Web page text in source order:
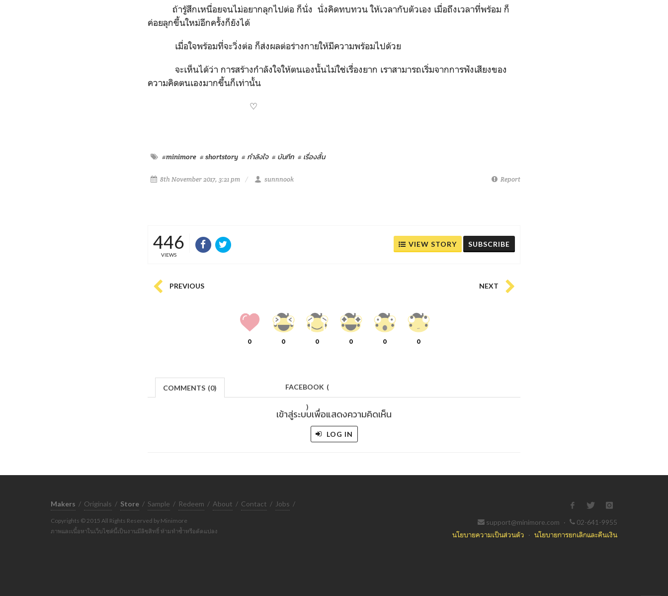
ถ้ารู้สึกเหนื่อยจนไม่อยากลุกไปต่อ ก็นั่ง นั่งคิดทบทวน ให้เวลากับตัวเอง เมื่อถึงเวลาที่พร้อม ก็
ค่อยลุกขึ้นใหม่อีกครั้งก็ยังได้
เมื่อใจพร้อมที่จะวิ่งต่อ ก็ส่งผลต่อร่างกายให้มีความพร้อมไปด้วย
จะเห็นได้ว่า การสร้างกำลังใจให้ตนเองนั้นไม่ใช่เรื่องยาก เราสามารถเริ่มจากการฟังเสียงของ
ความคิดตนเองมากขึ้นก็เท่านั้น
♡
#minimore # shortstory # กำลังใจ # บันทึก # เรื่องสั้น
8th November 2017, 3:21 pm sunnnook Report
446
VIEWS
VIEW STORY SUBSCRIBE
PREVIOUS NEXT
0 0 0 0 0 0
COMMENTS (0) FACEBOOK (
)
เข้าสู่ระบบเพื่อแสดงความคิดเห็น
LOG IN
Makers / Originals / Store / Sample / Redeem / About / Contact / Jobs /
Copyrights © 2015 All Rights Reserved by Minimore
ภาพและเนื้อหาในเว็บไซต์นี้เป็นงานมีลิขสิทธิ์ ห้ามทำซ้ำหรือดัดแปลง
support@minimore.com ·
02-641-9955
นโยบายความเป็นส่วนตัว · นโยบายการยกเลิกและคืนเงิน